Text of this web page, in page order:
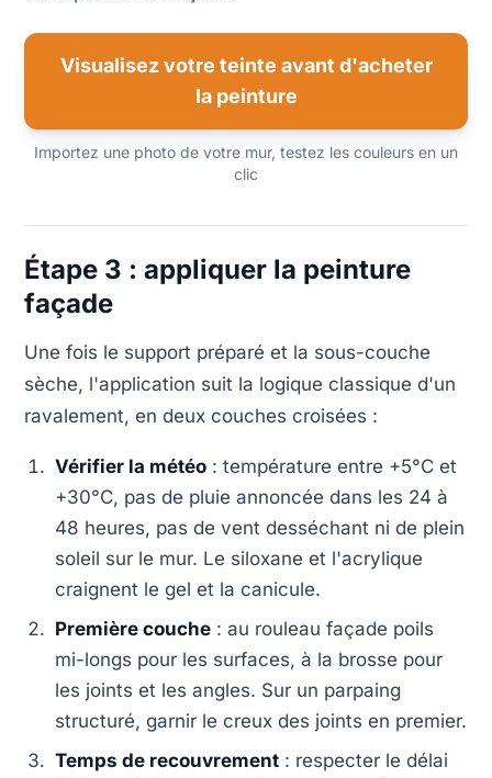
Visualisez votre teinte avant d'acheter
la peinture
Importez une photo de votre mur, testez les couleurs en un
clic
Étape 3 : appliquer la peinture
façade
Une fois le support préparé et la sous-couche
sèche, l'application suit la logique classique d'un
ravalement, en deux couches croisées :
Vérifier la météo : température entre +5°C et
+30°C, pas de pluie annoncée dans les 24 à
48 heures, pas de vent desséchant ni de plein
soleil sur le mur. Le siloxane et l'acrylique
craignent le gel et la canicule.
Première couche : au rouleau façade poils
mi-longs pour les surfaces, à la brosse pour
les joints et les angles. Sur un parpaing
structuré, garnir le creux des joints en premier.
Temps de recouvrement : respecter le délai